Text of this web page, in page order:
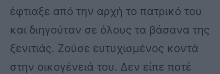
έφτιαξε από την αρχή το πατρικό του
και διηγούταν σε όλους τα βάσανα της
ξενιτιάς. Ζούσε ευτυχισμένος κοντά
στην οικογένειά του. Δεν είπε ποτέ